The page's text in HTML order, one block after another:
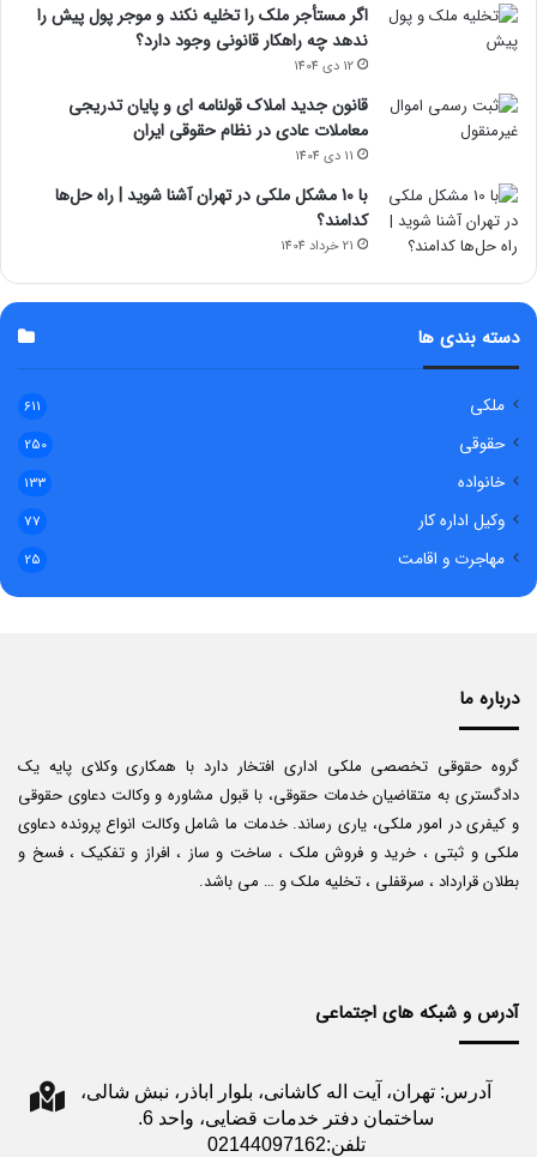
اگر مستأجر ملک را تخلیه نکند و موجر پول پیش را
ندهد چه راهکار قانونی وجود دارد؟
12 دی 1404
قانون جدید املاک قولنامه ای و پایان تدریجی
معاملات عادی در نظام حقوقی ایران
11 دی 1404
با 10 مشکل ملکی در تهران آشنا شوید | راه حل‌ها
کدامند؟
21 خرداد 1404
دسته بندی ها
ملکی 611
حقوقی 250
خانواده 133
وکیل اداره کار 77
مهاجرت و اقامت 25
درباره ما
گروه حقوقی تخصصی ملکی اداری افتخار دارد با همکاری وکلای پایه یک
دادگستری به متقاضیان خدمات حقوقی، با قبول مشاوره و وکالت دعاوی حقوقی
و کیفری در امور ملکی، یاری رساند. خدمات ما شامل وکالت انواع پرونده دعاوی
ملکی و ثبتی ، خرید و فروش ملک ، ساخت و ساز ، افراز و تفکیک ، فسخ و
بطلان قرارداد ، سرقفلی ، تخلیه ملک و … می باشد.
آدرس و شبکه های اجتماعی
آدرس: تهران، آیت اله کاشانی، بلوار اباذر، نبش شالی،
ساختمان دفتر خدمات قضایی، واحد 6.
تلفن:02144097162